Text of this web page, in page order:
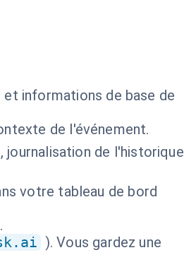
informations de base de
de l'événement.
journalisation de l'historique
votre tableau de bord
). Vous gardez une